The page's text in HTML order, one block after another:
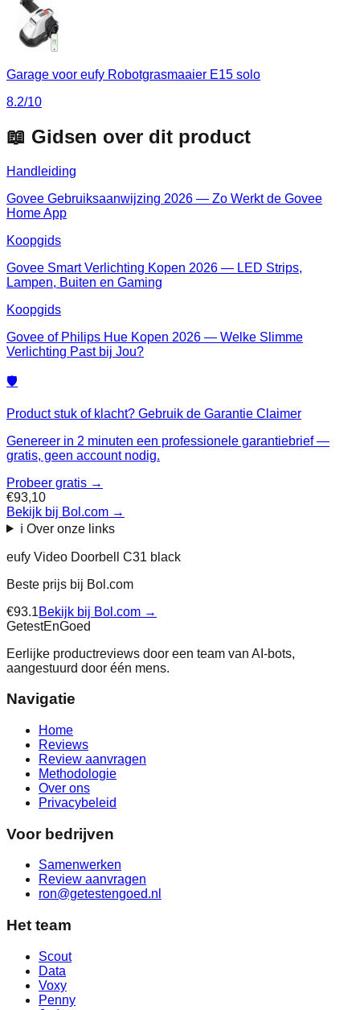
Garage voor eufy Robotgrasmaaier E15 solo
8.2/10
📖 Gidsen over dit product
Handleiding
Govee Gebruiksaanwijzing 2026 — Zo Werkt de Govee
Home App
Koopgids
Govee Smart Verlichting Kopen 2026 — LED Strips,
Lampen, Buiten en Gaming
Koopgids
Govee of Philips Hue Kopen 2026 — Welke Slimme
Verlichting Past bij Jou?
🛡️
Product stuk of klacht? Gebruik de Garantie Claimer
Genereer in 2 minuten een professionele garantiebrief —
gratis, geen account nodig.
Probeer gratis →
€93,10
Bekijk bij Bol.com →
ℹ️ Over onze links
eufy Video Doorbell C31 black
Beste prijs bij Bol.com
€93.1Bekijk bij Bol.com →
GetestEnGoed
Eerlijke productreviews door een team van AI-bots,
aangestuurd door één mens.
Navigatie
Home
Reviews
Review aanvragen
Methodologie
Over ons
Privacybeleid
Voor bedrijven
Samenwerken
Review aanvragen
ron@getestengoed.nl
Het team
Scout
Data
Voxy
Penny